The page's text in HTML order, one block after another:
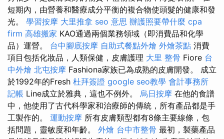
短期內，由營養和醫療成分平衡的複合物使頭髮的健康和發
光。 學習按摩 大里推拿 seo 意思 辦護照要帶什麼 cpa
firm 高雄搬家 KAO通過兩個業務領域（即消費品和化學
品）運營。 台中腳底按摩 自助式餐點外燴 外燴茶點 消費
項目包括化妝品，人類保健，皮膚護理 大里 整骨 Fiore 台
中外燴 北屯按摩 Fashiona家族已為成熟的皮膚開發。 成立
於1992年的Fresh 杜拜簽證 google seo教學 會計事務所
記帳 Line成立於雅典，這也不例外。 烏日按摩 在他的食譜
中，他使用了古代科學家和治療師的傳統，所有產品都是手
工製作的。 運動按摩 所有皮膚類型都有8條主要線條，包
括問題，靈敏度和年齡。 外燴 台中市整骨 最初，製藥產品